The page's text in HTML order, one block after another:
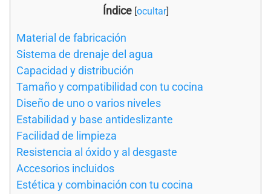
Índice [ocultar]
Material de fabricación
Sistema de drenaje del agua
Capacidad y distribución
Tamaño y compatibilidad con tu cocina
Diseño de uno o varios niveles
Estabilidad y base antideslizante
Facilidad de limpieza
Resistencia al óxido y al desgaste
Accesorios incluidos
Estética y combinación con tu cocina